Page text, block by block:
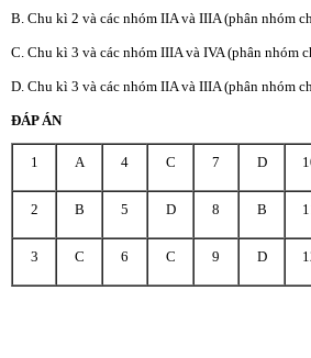
B. Chu kì 2 và các nhóm IIA và IIIA (phân nhóm
C. Chu kì 3 và các nhóm IIIA và IVA (phân nhóm
D. Chu kì 3 và các nhóm IIA và IIIA (phân nhóm
ĐÁP ÁN
1 A 4 C 7 D
2 B 5 D 8 B
3 C 6 C 9 D